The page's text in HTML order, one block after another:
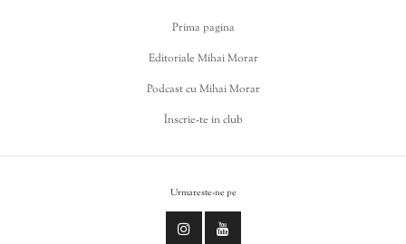
Prima pagina
Editoriale Mihai Morar
Podcast cu Mihai Morar
Înscrie-te in club
Urmareste-ne pe